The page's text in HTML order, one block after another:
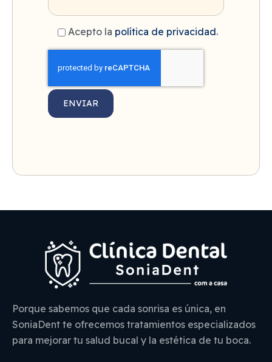
Acepto la política de privacidad.
Porque sabemos que cada sonrisa es única, en
SoniaDent te ofrecemos tratamientos especializados
para mejorar tu salud bucal y la estética de tu boca.